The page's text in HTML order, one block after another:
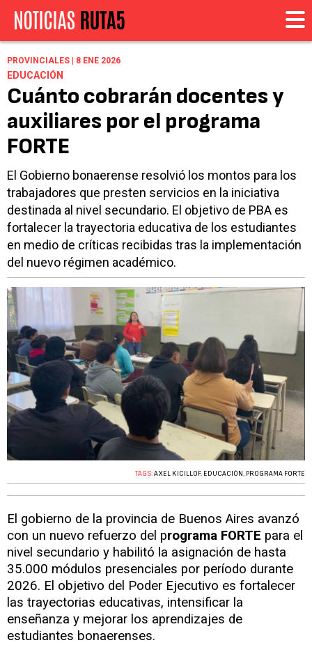
PROVINCIALES | 8 ENE 2026
EDUCACIÓN
Cuánto cobrarán docentes y
auxiliares por el programa
FORTE
El Gobierno bonaerense resolvió los montos para los
trabajadores que presten servicios en la iniciativa
destinada al nivel secundario. El objetivo de PBA es
fortalecer la trayectoria educativa de los estudiantes
en medio de críticas recibidas tras la implementación
del nuevo régimen académico.
TAGS:AXEL KICILLOF, EDUCACIÓN, PROGRAMA FORTE
El gobierno de la provincia de Buenos Aires avanzó
con un nuevo refuerzo del programa FORTE para el
nivel secundario y habilitó la asignación de hasta
35.000 módulos presenciales por período durante
2026. El objetivo del Poder Ejecutivo es fortalecer
las trayectorias educativas, intensificar la
enseñanza y mejorar los aprendizajes de
estudiantes bonaerenses.